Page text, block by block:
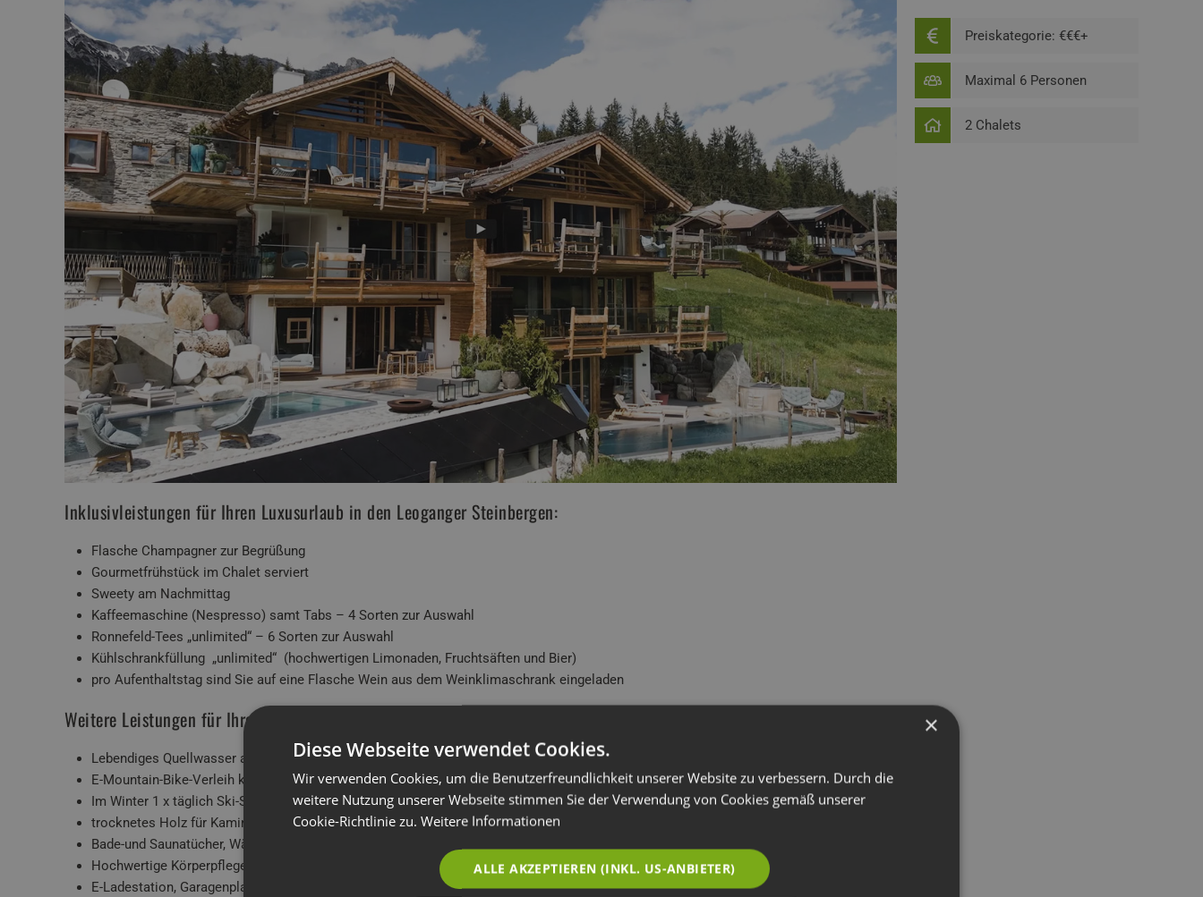
Inklusivleistungen für Ihren Luxusurlaub in den Leoganger Steinbergen:
Flasche Champagner zur Begrüßung
Gourmetfrühstück im Chalet serviert
Sweety am Nachmittag
Kaffeemaschine (Nespresso) samt Tabs – 4 Sorten zur Auswahl
Ronnefeld-Tees „unlimited“ – 6 Sorten zur Auswahl
Kühlschrankfüllung „unlimited“ (hochwertigen Limonaden, Fruchtsäften und Bier)
pro Aufenthaltstag sind Sie auf eine Flasche Wein aus dem Weinklimaschrank eingeladen
Weitere Leistungen für Ihren Urlaub im Chalet in Österreich:
Lebendiges Quellwasser aus der Birnbachquelle mit Sodastream
E-Mountain-Bike-Verleih kostenlos
Im Winter 1 x täglich Ski-Shuttle zur Steinbergbahn hin und zurück
trocknetes Holz für Kamin
Bade-und Saunatücher, Wärmeflasche, flauschige Bademäntel,
Hochwertige Körperpflegeprodukte
E-Ladestation, Garagenplatz, Stellplatz,
Preiskategorie: €€€+
Maximal 6 Personen
2 Chalets
×
Diese Webseite verwendet Cookies.
Wir verwenden Cookies, um die Benutzerfreundlichkeit unserer Website zu verbessern. Durch die
weitere Nutzung unserer Webseite stimmen Sie der Verwendung von Cookies gemäß unserer
Cookie-Richtlinie zu. Weitere Informationen
ALLE AKZEPTIEREN (INKL. US-ANBIETER)